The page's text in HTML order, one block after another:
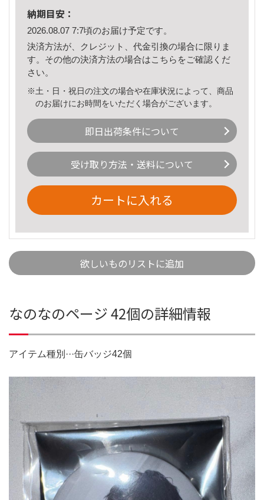
納期目安：
2026.08.07 7:7頃のお届け予定です。
決済方法が、クレジット、代金引換の場合に限りま
す。その他の決済方法の場合はこちら をご確認くだ
さい。
※土・日・祝日の注文の場合や在庫状況によって、商品
のお届けにお時間をいただく場合がございます。
即日出荷条件について
受け取り方法・送料について
カートに入れる
欲しいものリストに追加
なのなのページ 42個の詳細情報
アイテム種別···缶バッジ42個